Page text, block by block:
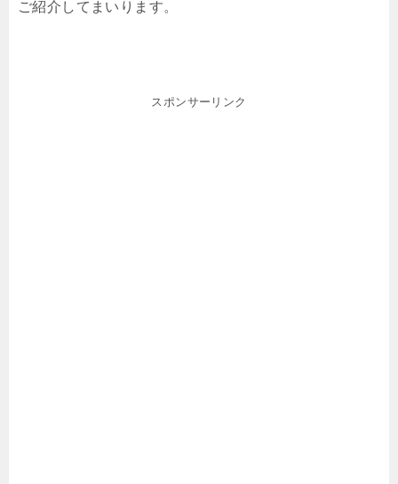
ご紹介してまいります。
スポンサーリンク